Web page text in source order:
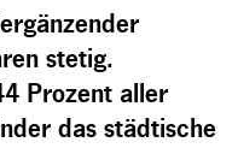
stetig.
Prozent aller
das städtische